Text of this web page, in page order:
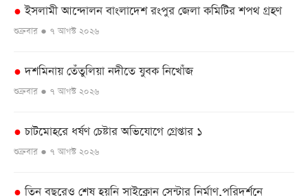
● ইসলামী আন্দোলন বাংলাদেশ রংপুর জেলা কমিটির শপথ গ্রহণ
শুক্রবার ● ৭ আগস্ট ২০২৬
● দশমিনায় তেঁতুলিয়া নদীতে যুবক নিখোঁজ
শুক্রবার ● ৭ আগস্ট ২০২৬
● চাটমোহরে ধর্ষণ চেষ্টার অভিযোগে গ্রেপ্তার ১
শুক্রবার ● ৭ আগস্ট ২০২৬
● তিন বছরেও শেষ হয়নি সাইক্লোন সেন্টার নির্মাণ,পরিদর্শনে